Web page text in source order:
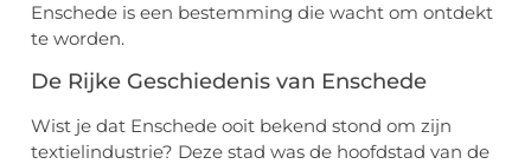
Enschede is een bestemming die wacht om ontdekt
te worden.
De Rijke Geschiedenis van Enschede
Wist je dat Enschede ooit bekend stond om zijn
textielindustrie? Deze stad was de hoofdstad van de